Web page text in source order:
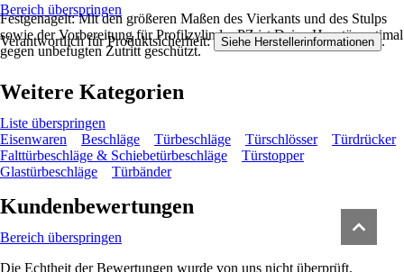
Festgenagelt: Mit den größeren Maßen des Vierkants und des Stulps
sowie der Vorbereitung für Profilzylinder PZ ist Deine Haustür optimal
gegen unbefugten Zutritt geschützt.
Bereich überspringen
Verantwortlich für Produktsicherheit: Siehe Herstellerinformationen .
Weitere Kategorien
Liste überspringen
Eisenwaren
Beschläge Türbeschläge Türschlösser
Türdrücker
Falttürbeschläge & Schiebetürbeschläge
Türstopper
Glastürbeschläge
Türbänder
Kundenbewertungen
Bereich überspringen
Die Echtheit der Bewertungen wurde von uns nicht überprüft.